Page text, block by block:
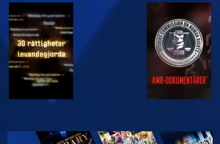
TITTA TITTA
TITTA
UTFORSKA